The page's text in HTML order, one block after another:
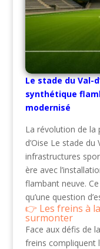
Le stade du Val-
synthétique
modernisé
La révolution de la
d’Oise Le stade du
infrastructures
ère avec
flambant neuve.
qu’une question
Les freins à
surmonter
Face aux défis de
freins compliquent